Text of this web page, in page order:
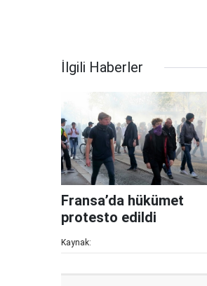
İlgili Haberler
Fransa’da hükümet
protesto edildi
Kaynak: